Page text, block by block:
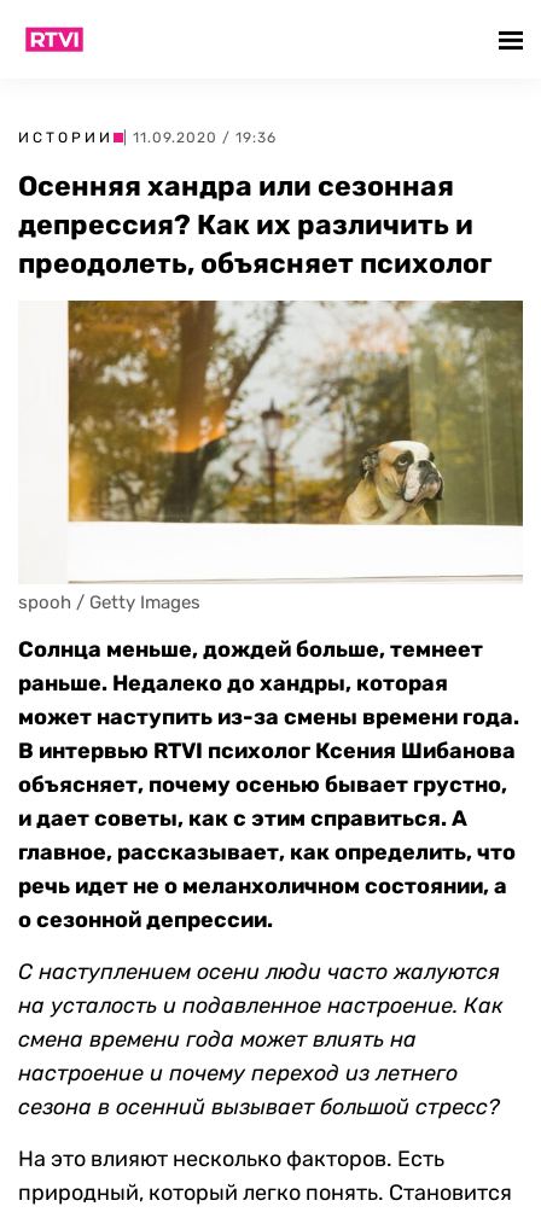
ИСТОРИИ | 11.09.2020 / 19:36
Осенняя хандра или сезонная
депрессия? Как их различить и
преодолеть, объясняет психолог
spooh / Getty Images
Солнца меньше, дождей больше, темнеет
раньше. Недалеко до хандры, которая
может наступить из-за смены времени года.
В интервью RTVI психолог Ксения Шибанова
объясняет, почему осенью бывает грустно,
и дает советы, как с этим справиться. А
главное, рассказывает, как определить, что
речь идет не о меланхоличном состоянии, а
о сезонной депрессии.
С наступлением осени люди часто жалуются
на усталость и подавленное настроение. Как
смена времени года может влиять на
настроение и почему переход из летнего
сезона в осенний вызывает большой стресс?
На это влияют несколько факторов. Есть
природный, который легко понять. Становится